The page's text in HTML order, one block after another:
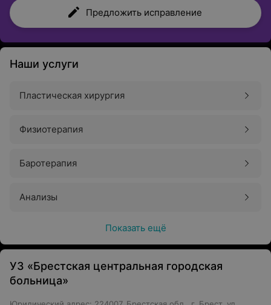
Предложить исправление
Наши услуги
Пластическая хирургия
Физиотерапия
Баротерапия
Анализы
Показать ещё
УЗ «Брестская центральная городская
больница»